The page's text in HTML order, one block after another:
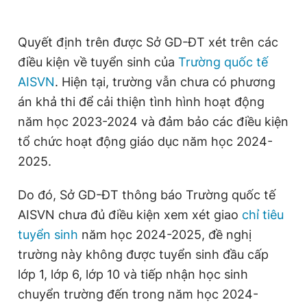
chép dưới mọi hình thức nếu không có sự chấp thuận bằng văn
bản. Phát triển bởi ePi Technologies, JSC.
Quyết định trên được Sở GD-ĐT xét trên các
điều kiện về tuyển sinh của Trường quốc tế
AISVN. Hiện tại, trường vẫn chưa có phương
án khả thi để cải thiện tình hình hoạt động
năm học 2023-2024 và đảm bảo các điều kiện
tổ chức hoạt động giáo dục năm học 2024-
2025.
Do đó, Sở GD-ĐT thông báo Trường quốc tế
AISVN chưa đủ điều kiện xem xét giao chỉ tiêu
tuyển sinh năm học 2024-2025, đề nghị
trường này không được tuyển sinh đầu cấp
lớp 1, lớp 6, lớp 10 và tiếp nhận học sinh
chuyển trường đến trong năm học 2024-